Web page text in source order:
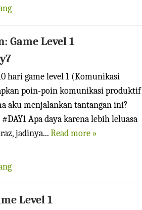
Game Level 1
hari game level 1 (Komunikasi
poin-poin komunikasi produktif
aku menjalankan tantangan ini?
Apa daya karena lebih leluasa
jadinya...Read more »
Level 1